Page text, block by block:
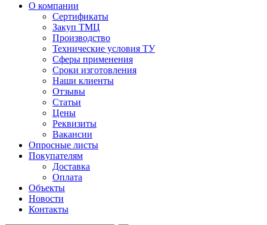
О компании
Сертификаты
Закуп ТМЦ
Производство
Технические условия ТУ
Сферы применения
Сроки изготовления
Наши клиенты
Отзывы
Статьи
Цены
Реквизиты
Вакансии
Опросные листы
Покупателям
Доставка
Оплата
Объекты
Новости
Контакты